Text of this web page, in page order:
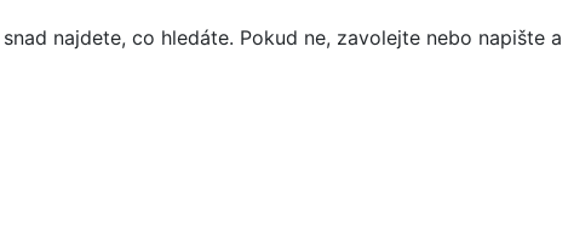
najdete, co hledáte. Pokud ne, zavolejte nebo napište a